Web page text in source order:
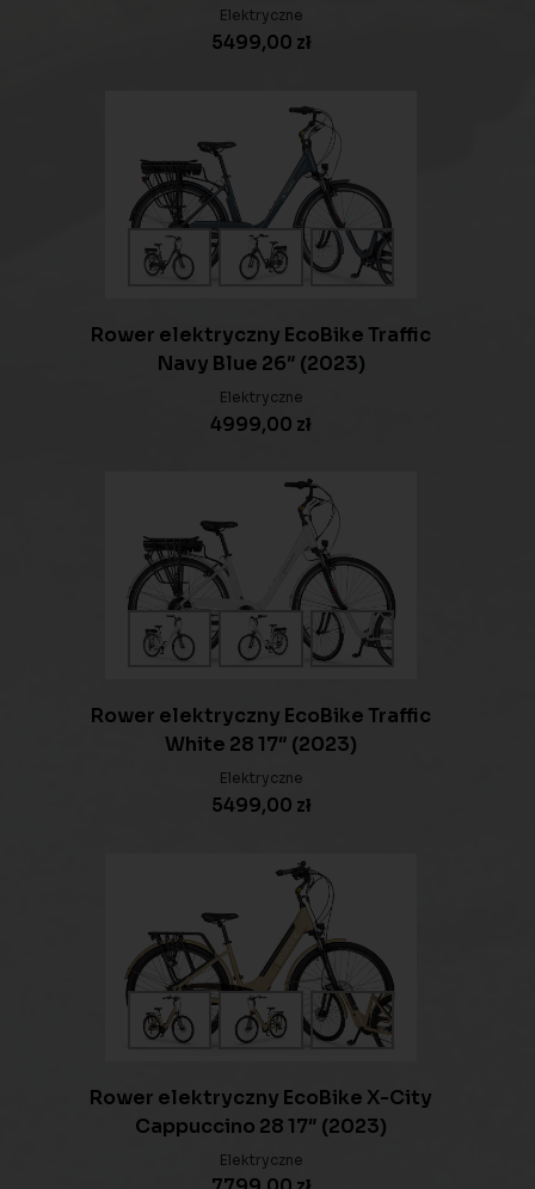
Elektryczne
5499,00 zł
Rower elektryczny EcoBike Traffic
Navy Blue 26″ (2023)
Elektryczne
4999,00 zł
Rower elektryczny EcoBike Traffic
White 28 17″ (2023)
Elektryczne
5499,00 zł
Rower elektryczny EcoBike X-City
Cappuccino 28 17″ (2023)
Elektryczne